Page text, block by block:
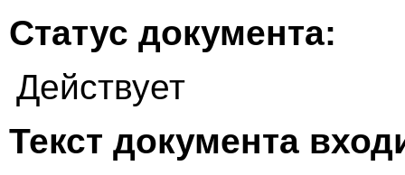
Статус документа:
Действует
Текст документа